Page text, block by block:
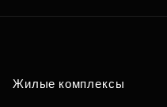
Жилые комплексы